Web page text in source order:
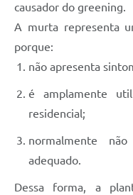
causador do greening.
A murta representa
porque:
não apresenta
é amplamente
residencial;
normalmente
adequado.
Dessa forma, a